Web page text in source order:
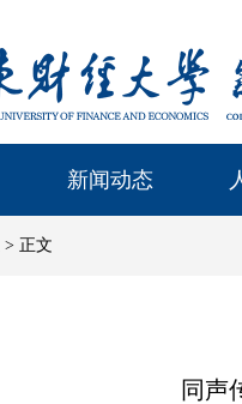
新闻动态
> 正文
同声